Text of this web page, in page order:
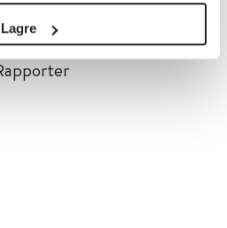
Lagre
Psykisk helsearbeid,
overgrep